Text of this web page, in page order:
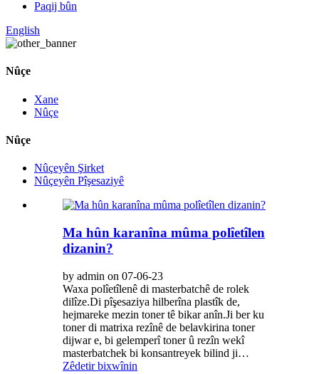
Paqij bûn
English
Nûçe
Xane
Nûçe
Nûçe
Nûçeyên Şirket
Nûçeyên Pîşesaziyê
Ma hûn karanîna mûma polîetîlen
dizanin?
by admin on 07-06-23
Waxa polîetîlenê di masterbatchê de rolek
dilîze.Di pîşesaziya hilberîna plastîk de,
hejmareke mezin toner tê bikar anîn.Ji ber ku
toner di matrixa rezînê de belavkirina toner
dijwar e, bi gelemperî toner û rezîn wekî
masterbatchek bi konsantreyek bilind ji…
Zêdetir bixwînin